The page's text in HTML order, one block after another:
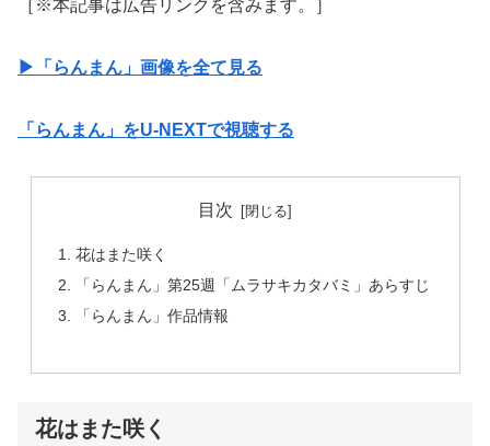
［※本記事は広告リンクを含みます。］
▶︎「らんまん」画像を全て見る
「らんまん」をU-NEXTで視聴する
目次
花はまた咲く
「らんまん」第25週「ムラサキカタバミ」あらすじ
「らんまん」作品情報
花はまた咲く